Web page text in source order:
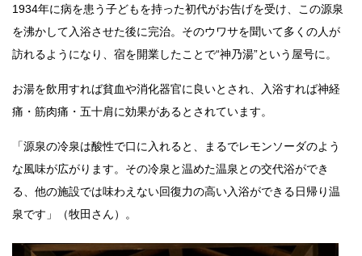
1934年に病を患う子どもを持った初代がお告げを受け、この源泉
を沸かして入浴させた後に完治。そのウワサを聞いて多くの人が
訪れるようになり、宿を開業したことで“神乃湯”という屋号に。
お湯を飲用すれば貧血や消化器官に良いとされ、入浴すれば神経
痛・筋肉痛・五十肩に効果があるとされています。
「源泉の冷泉は酸性で口に入れると、まるでレモンソーダのよう
な風味が広がります。その冷泉と温めた温泉との交代浴ができ
る、他の施設では味わえない回復力の高い入浴ができる日帰り温
泉です」（牧田さん）。